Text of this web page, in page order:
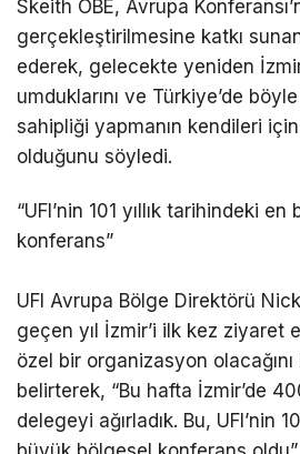
Skeith OBE, Avrupa
gerçekleştirilmesine katkı
ederek, gelecekte yeniden
umduklarını ve Türkiye’de
sahipliği yapmanın kendileri
olduğunu söyledi.
“UFI’nin 101 yıllık tarihindeki
konferans”
UFI Avrupa Bölge Direktörü
geçen yıl İzmir’i ilk kez ziyaret
özel bir organizasyon
belirterek, “Bu hafta İzmir’de
delegeyi ağırladık. Bu, UFI’nin